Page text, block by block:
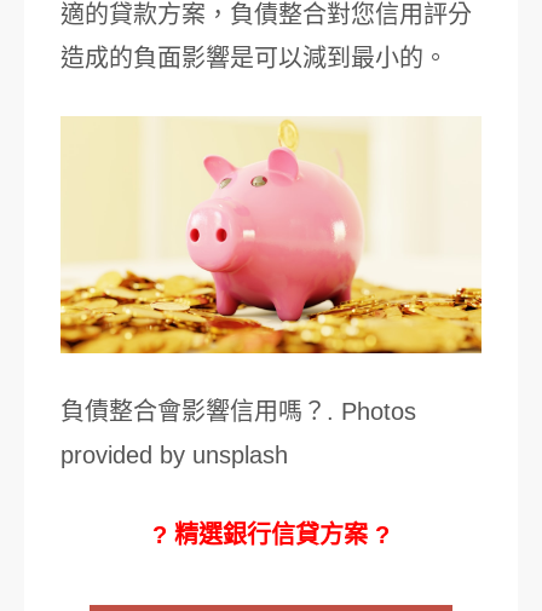
適的貸款方案，負債整合對您信用評分
造成的負面影響是可以減到最小的。
負債整合會影響信用嗎？. Photos
provided by unsplash
? 精選銀行信貸方案 ?